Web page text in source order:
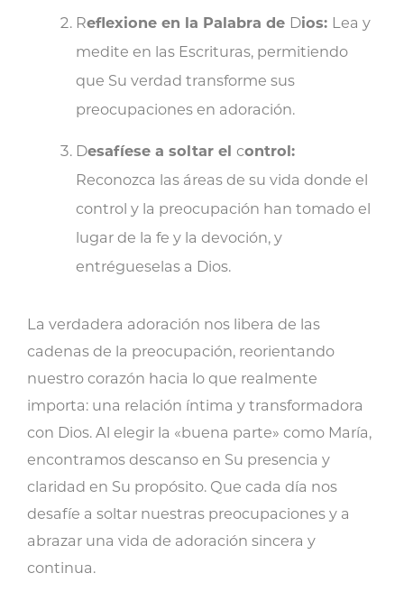
Reflexione en la Palabra de Dios: Lea y
medite en las Escrituras, permitiendo
que Su verdad transforme sus
preocupaciones en adoración.
Desafíese a soltar el control:
Reconozca las áreas de su vida donde el
control y la preocupación han tomado el
lugar de la fe y la devoción, y
entrégueselas a Dios.
La verdadera adoración nos libera de las
cadenas de la preocupación, reorientando
nuestro corazón hacia lo que realmente
importa: una relación íntima y transformadora
con Dios. Al elegir la «buena parte» como María,
encontramos descanso en Su presencia y
claridad en Su propósito. Que cada día nos
desafíe a soltar nuestras preocupaciones y a
abrazar una vida de adoración sincera y
continua.